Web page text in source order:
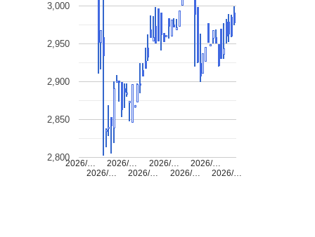
2026/…
2026/…
2026/…
2026/…
2026/…
2026/…
2026/…
2026/…
2,800
2,850
2,900
2,950
3,000